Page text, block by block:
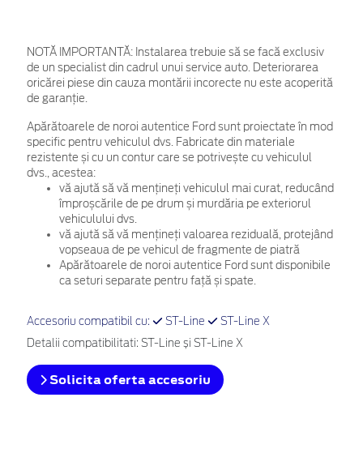
NOTĂ IMPORTANTĂ: Instalarea trebuie să se facă exclusiv
de un specialist din cadrul unui service auto. Deteriorarea
oricărei piese din cauza montării incorecte nu este acoperită
de garanţie.
Apărătoarele de noroi autentice Ford sunt proiectate în mod
specific pentru vehiculul dvs. Fabricate din materiale
rezistente și cu un contur care se potrivește cu vehiculul
dvs., acestea:
vă ajută să vă mențineți vehiculul mai curat, reducând
împroșcările de pe drum și murdăria pe exteriorul
vehiculului dvs.
vă ajută să vă mențineți valoarea reziduală, protejând
vopseaua de pe vehicul de fragmente de piatră
Apărătoarele de noroi autentice Ford sunt disponibile
ca seturi separate pentru față și spate.
Accesoriu compatibil cu: ST-Line ST-Line X
Detalii compatibilitati: ST-Line și ST-Line X
Solicita oferta accesoriu